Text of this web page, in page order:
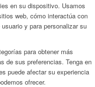
en su dispositivo. Usamos
web, cómo interactúa con
y para personalizar su
para obtener más
de sus preferencias. Tenga en
puede afectar su experiencia
ofrecer.